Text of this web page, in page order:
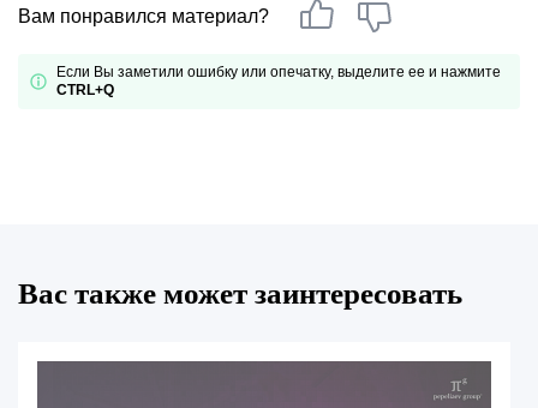
Вам понравился материал?
Если Вы заметили ошибку или опечатку, выделите ее и нажмите
CTRL+Q
Вас также может заинтересовать